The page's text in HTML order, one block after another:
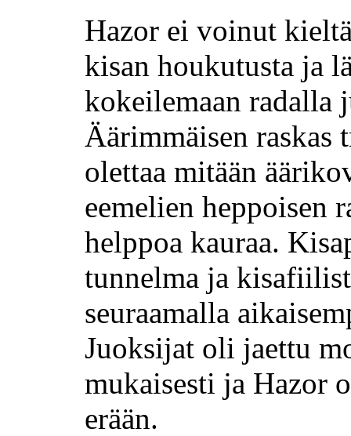
Hazor ei voinut
kisan houkutusta ja
kokeilemaan radalla
Äärimmäisen raskas
olettaa mitään
eemelien heppoisen
helppoa kauraa.
tunnelma ja
seuraamalla
Juoksijat oli jaettu
mukaisesti ja Hazor
erään.